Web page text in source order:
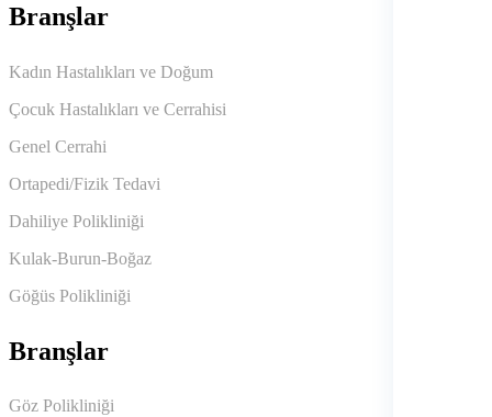
Branşlar
Kadın Hastalıkları ve Doğum
Çocuk Hastalıkları ve Cerrahisi
Genel Cerrahi
Ortapedi/Fizik Tedavi
Dahiliye Polikliniği
Kulak-Burun-Boğaz
Göğüs Polikliniği
Branşlar
Göz Polikliniği